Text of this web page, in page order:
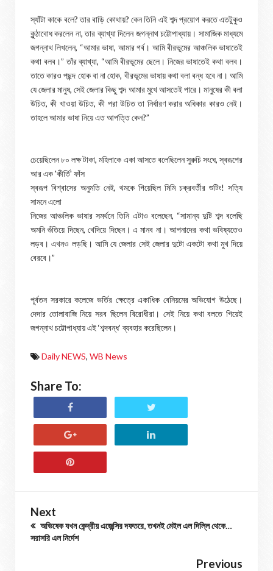
স্যাঁটা কাকে বলে? তার বাড়ি কোথায়? কেন তিনি এই শব্দ প্রয়োগ করতে এতটুকুও
কুন্ঠাবোধ করলেন না, তার ব্যাখ্যা দিলেন জগন্নাথ চট্টোপাধ্যায়। সামাজিক মাধ্যমে
জগন্নাথ লিখলেন, “আমার ভাষা, আমার গর্ব। আমি বীরভূমের আঞ্চলিক ভাষাতেই
কথা বলব।” তাঁর ব্যাখ্যা, “আমি বীরভূমের ছেলে। নিজের ভাষাতেই কথা বলব।
তাতে কারও পছন্দ হোক বা না হোক, বীরভূমের ভাষায় কথা বলা বন্ধ হবে না। আমি
যে জেলার মানুষ, সেই জেলার কিছু শব্দ আমার মুখে আসতেই পারে। মানুষের কী বলা
উচিত, কী খাওয়া উচিত, কী পরা উচিত তা নির্ধারণ করার অধিকার কারও নেই।
তাহলে আমার ভাষা নিয়ে এত আপত্তি কেন?”
চেয়েছিলেন ৮০ লক্ষ টাকা, মহিলাকে একা আসতে বলেছিলেন সুরুচি সংঘে, স্বরূপের
আর এক 'কীর্তি' ফাঁস
স্বরূপ বিশ্বাসের অনুমতি নেই, থমকে গিয়েছিল মিমি চক্রবর্তীর শুটিং! সত্যি
সামনে এলো
নিজের আঞ্চলিক ভাষার সমর্থনে তিনি এটাও বলেছেন, “সামান্য দুটি শব্দ বলেছি
অমনি গুঁতিয়ে দিছেন, খেদিয়ে দিছেন। এ মানব না। আপনাদের কথা ভবিষ্যতেও
লড়ব। এখনও লড়ছি। আমি যে জেলার সেই জেলার দুটো একটো কথা মুখ দিয়ে
বেরবে।”
পূর্বতন সরকারে কলেজে ভর্তির ক্ষেত্রে একাধিক বেনিয়মের অভিযোগ উঠেছে।
দেদার তোলাবাজি নিয়ে সরব ছিলেন বিরোধীরা। সেই নিয়ে কথা বলতে গিয়েই
জগন্নাথ চট্টোপাধ্যায় এই ‘শব্দবন্ধ’ ব্যবহার করেছিলেন।
Daily NEWS, WB News
Share To:
Next
অভিষেক যখন কেন্দ্রীয় এজেন্সির দফতরে, তখনই মেইল এল দিল্লি থেকে…
সরাসরি এল নির্দেশ
Previous